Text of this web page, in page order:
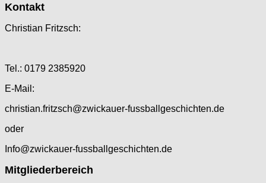
Kontakt
Christian Fritzsch:
Tel.: 0179 2385920
E-Mail:
christian.fritzsch@zwickauer-fussballgeschichten.de
oder
Info@zwickauer-fussballgeschichten.de
Mitgliederbereich